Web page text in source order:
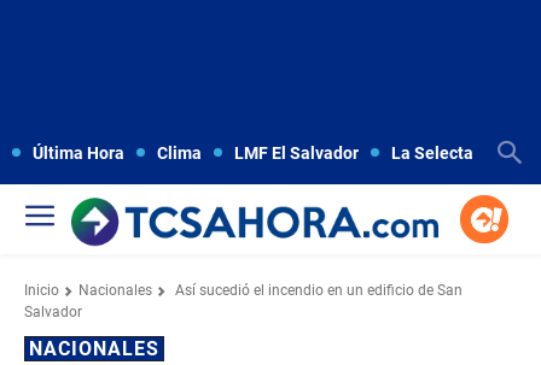
Última Hora Clima LMF El Salvador La Selecta
Inicio Nacionales
Así sucedió el incendio en un edificio de San
Salvador
NACIONALES